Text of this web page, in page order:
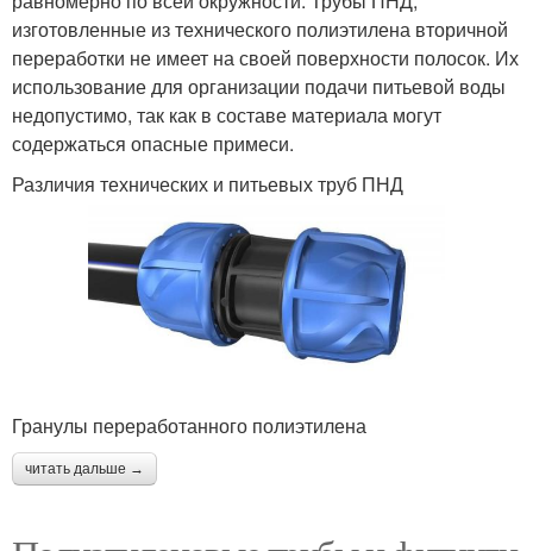
изготовленные из технического полиэтилена вторичной
переработки не имеет на своей поверхности полосок. Их
использование для организации подачи питьевой воды
недопустимо, так как в составе материала могут
содержаться опасные примеси.
Различия технических и питьевых труб ПНД
Гранулы переработанного полиэтилена
читать дальше →